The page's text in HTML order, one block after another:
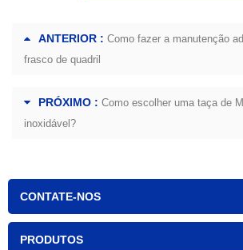
ANTERIOR : Como fazer a manutenção
frasco de quadril
PRÓXIMO : Como escolher uma taça de
inoxidável?
CONTATE-NOS
PRODUTOS